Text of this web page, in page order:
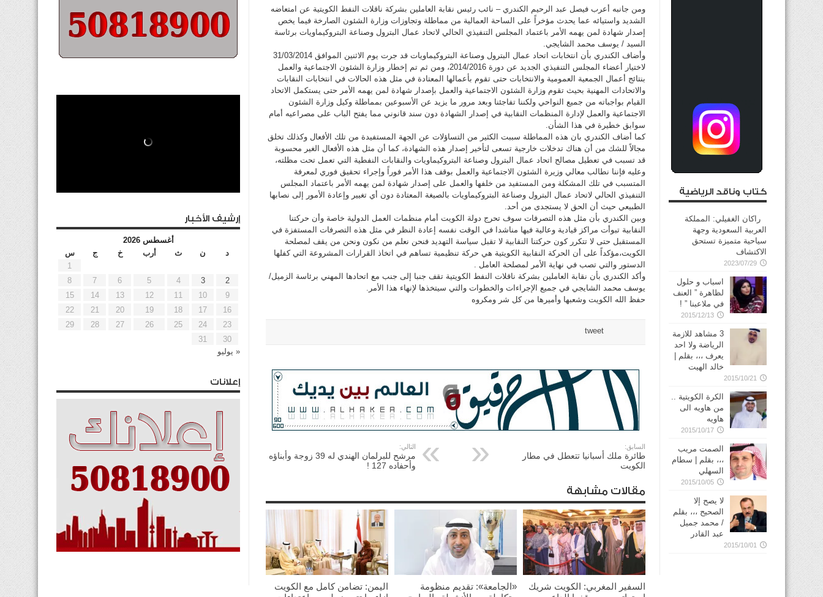
ومن جانبه أعرب فيصل عبد الرحيم الكندري – نائب رئيس نقابة العاملين بشركة ناقلات النفط الكويتية عن امتعاضه
الشديد واستيائه عما يحدث مؤخراً على الساحة العمالية من مماطلة وتجاوزات وزارة الشئون الصارخة فيما يخص
إصدار شهادة لمن يهمه الأمر باعتماد المجلس التنفيذي الحالي لاتحاد عمال البترول وصناعة البتروكيماويات برئاسة
السيد / يوسف محمد الشايجي.
وأضاف الكندري بأن انتخابات اتحاد عمال البترول وصناعة البتروكيماويات قد جرت يوم الاثنين الموافق 31/03/2014
لاختيار أعضاء المجلس التنفيذي الجديد عن دورة 2014/2016، ومن ثم تم إخطار وزارة الشئون الاجتماعية والعمل
بنتائج أعمال الجمعية العمومية والانتخابات حتى تقوم بأعمالها المعتادة في مثل هذه الحالات في انتخابات النقابات
والاتحادات المهنية بحيث تقوم وزارة الشئون الاجتماعية والعمل بإصدار شهادة لمن يهمه الأمر حتى يستكمل الاتحاد
القيام بواجباته من جميع النواحي ولكننا تفاجئنا وبعد مرور ما يزيد عن الأسبوعين بمماطلة وكيل وزارة الشئون
الاجتماعية والعمل لإدارة المنظمات النقابية في إصدار الشهادة دون سند قانوني مما يفتح الباب على مصراعيه أمام
سوابق خطيرة في هذا الشأن.
كما أضاف الكندري بان هذه المماطلة سببت الكثير من التساؤلات عن الجهة المستفيدة من تلك الأفعال وكذلك تخلق
مجالاً للشك من أن هناك تدخلات خارجية تسعى لتأخير إصدار هذه الشهادة، كما أن مثل هذه الأفعال الغير محسوبة
قد تسبب في تعطيل مصالح اتحاد عمال البترول وصناعة البتروكيماويات والنقابات النفطية التي تعمل تحت مظلته،
وعليه فإننا نطالب معالي وزيرة الشئون الاجتماعية والعمل بوقف هذا الأمر فوراً وإجراء تحقيق فوري لمعرفة
المتسبب في تلك المشكلة ومن المستفيد من خلفها والعمل على إصدار شهادة لمن يهمه الأمر باعتماد المجلس
التنفيذي الحالي لاتحاد عمال البترول وصناعة البتروكيماويات بالصيغة المعتادة دون أي تغيير وإعادة الأمور إلى نصابها
الطبيعي حيث أن الحق لا يستجدى من أحد.
وبين الكندري بأن مثل هذه التصرفات سوف تحرج دولة الكويت أمام منظمات العمل الدولية خاصة وأن حركتنا
النقابية تبوأت مراكز قيادية وعالية فيها مناشدا في الوقت نفسه إعادة النظر في مثل هذه التصرفات المستفزة في
المستقبل حتى لا تتكرر كون حركتنا النقابية لا تقبل سياسة التهديد فنحن نعلم من نكون ونحن من يقف لمصلحة
الكويت،مؤكداً على أن الحركة النقابية الكويتية هي حركة تنظيمية تساهم في اتخاذ القرارات المشروعة التي كفلها
الدستور والتي تصب في نهاية الأمر لمصلحة العامل .
وأكد الكندري بأن نقابة العاملين بشركة ناقلات النفط الكويتية تقف جنبا إلى جنب مع اتحادها المهني برئاسة الزميل/
يوسف محمد الشايجي في جميع الإجراءات والخطوات والتي سيتخذها لإنهاء هذا الأمر.
حفظ الله الكويت وشعبها وأميرها من كل شر ومكروه
tweet
السابق:
طائرة ملك أسبانيا تتعطل في مطار
الكويت
التالي:
مرشح للبرلمان الهندي له 39 زوجة وأبناؤه
وأحفاده 127 !
مقالات مشابهة
السفير المغربي: الكويت شريك
«الجامعة»: تقديم منظومة
اليمن: تضامن كامل مع الكويت
كتاب وناقد الرياضية
راكان الغفيلي: المملكة
العربية السعودية وجهة
سياحية متميزة تستحق
الاكتشاف
2023/07/29
اسباب و حلول
لظاهرة ” العنف
في ملاعبنا ” !
2015/12/13
3 مشاهد للازمة
الرياضة ولا احد
يعرف ،،، بقلم |
خالد الهيت
2015/10/21
الكرة الكويتية ..
من هاويه الى
هاويه
2015/10/17
الصمت مريب
،،، بقلم | سطام
السهلي
2015/10/05
لا يصح إلا
الصحيح ،،، بقلم
/ محمد جميل
عبد القادر
2015/10/01
إرشيف الأخبار
أغسطس 2026
د
ن ث أرب خ ج
س
1
2
3
4
5
6
7
8
9
10
11
12
13
14
15
16
17
18
19
20
21
22
23
24
25
26
27
28
29
30
31
« يوليو
إعلانات